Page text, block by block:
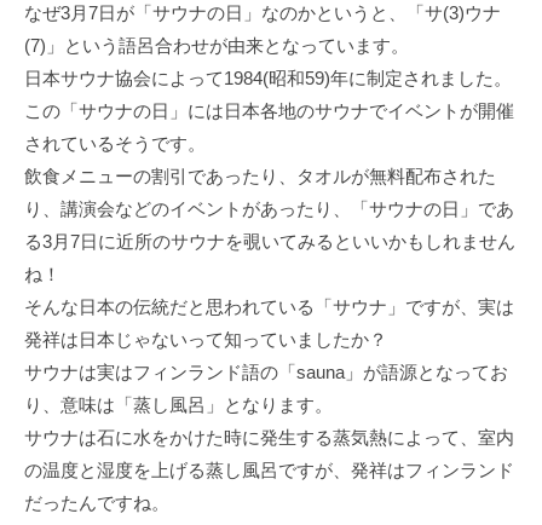
なぜ3月7日が「サウナの日」なのかというと、「サ(3)ウナ
(7)」という語呂合わせが由来となっています。
日本サウナ協会によって1984(昭和59)年に制定されました。
この「サウナの日」には日本各地のサウナでイベントが開催
されているそうです。
飲食メニューの割引であったり、タオルが無料配布された
り、講演会などのイベントがあったり、「サウナの日」であ
る3月7日に近所のサウナを覗いてみるといいかもしれません
ね！
そんな日本の伝統だと思われている「サウナ」ですが、実は
発祥は日本じゃないって知っていましたか？
サウナは実はフィンランド語の「sauna」が語源となってお
り、意味は「蒸し風呂」となります。
サウナは石に水をかけた時に発生する蒸気熱によって、室内
の温度と湿度を上げる蒸し風呂ですが、発祥はフィンランド
だったんですね。